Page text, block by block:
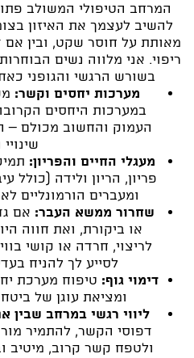
המרחב הטיפולי המשולב
להשיב לעצמך את האיזון
מאותת על חוסר שקט, ובין
ריפוי. אני מלווה נשים
בשורש הרגשי והגופני
מערכות יחסים וקשר:
במערכות היחסים
העמוק והחשוב מכולם
מעגלי החיים והפריון:
פריון, הריון ולידה (כולל
ומעברים הורמונליים
שחרור ממשא העבר: אם
או ביקורת, ואת חווה
לריצוי, חרדה או קושי
לסייע לך להניח
דימוי גוף: טיפוח מערכת
ומציאת עוגן של
ליווי רגשי במרחב שבין
דפוסי הקשר, להתמיר
ולטפח קשר קרוב, מיטיב